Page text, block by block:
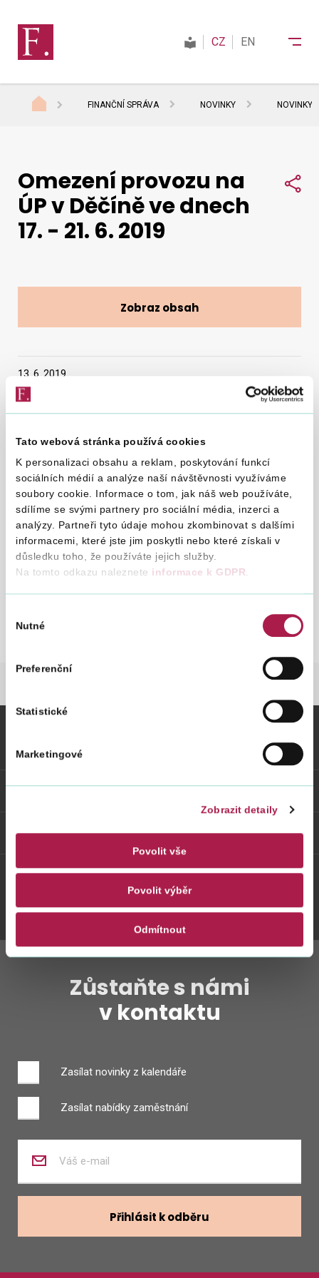
Tato webová stránka používá cookies
K personalizaci obsahu a reklam, poskytování funkcí
sociálních médií a analýze naší návštěvnosti využíváme
soubory cookie. Informace o tom, jak náš web používáte,
sdílíme se svými partnery pro sociální média, inzerci a
analýzy. Partneři tyto údaje mohou zkombinovat s dalšími
informacemi, které jste jim poskytli nebo které získali v
důsledku toho, že používáte jejich služby.
Na tomto odkazu naleznete informace k GDPR
souhlasu
Nutné
Preferenční
Statistické
Marketingové
Zobrazit detaily
Povolit vše
Povolit výběr
Odmítnout
Daně
Mezinárodní spolupráce
Vyhledat na webu
CZ EN
FINANČNÍ SPRÁVA NOVINKY NOVINKY
13. 6. 2019
že ve dnech 17. 6. 2019 a 21. 6. 2019 bude z důvodu
přerušení dodávky elektrické energie v době od 7:00
do 18:00 hodin pro veřejnost omezen provoz v
budovách Územního pracoviště v Děčíně. Územní
pracoviště nebude v této době ani hlasově a datově
dostupné.
Omezení provozu na
ÚP v Děčíně ve dnech
17. - 21. 6. 2019
Zobraz obsah
Vybrané informace
Odkazy
Weby FS
Youtube Facebook
Zůstaňte s námi
v kontaktu
Zasílat novinky z kalendáře
Zasílat nabídky zaměstnání
váš
mail
Přihlásit k odběru